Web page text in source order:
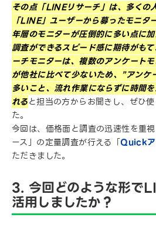
その点「LINEリサーチ」は、多くの
「LINE」ユーザーから募ったモニタ
年層のモニターが圧倒的に多い点に
調査ができるスピード感に期待がも
ーチモニターは、複数のアンケート
が他社に比べて少ないため、”アンケ
多いこと、流れ作業にならずに時間
れると担当の方からお聞きし、ぜひ
た。
今回は、価格面と調査の迅速性を重
ース」の定量調査が行える「Quickア
ただきました。
3. 今回どのような形で
活用しましたか？